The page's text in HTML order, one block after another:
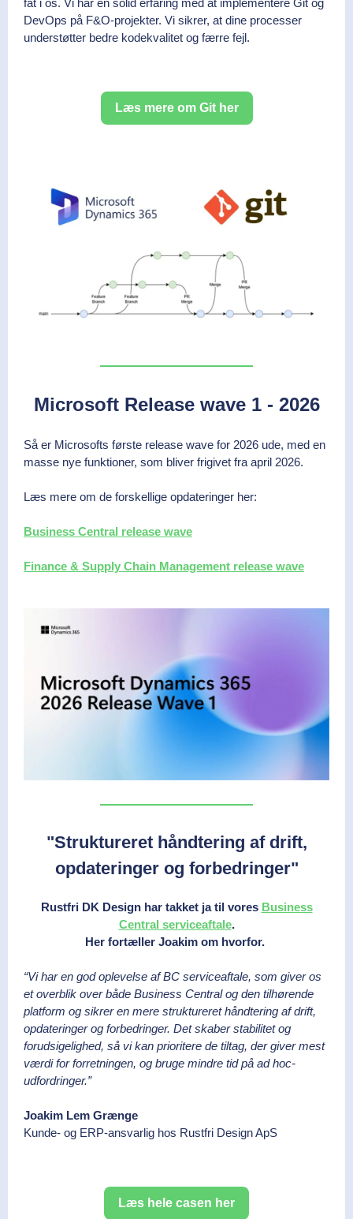
fat i os. Vi har en solid erfaring med at implementere Git og
DevOps på F&O-projekter. Vi sikrer, at dine processer
understøtter bedre kodekvalitet og færre fejl.
Læs mere om Git her
Microsoft Release wave 1 - 2026
Så er Microsofts første release wave for 2026 ude, med en
masse nye funktioner, som bliver frigivet fra april 2026.
Læs mere om de forskellige opdateringer her:
Business Central release wave
Finance & Supply Chain Management release wave
"Struktureret håndtering af drift,
opdateringer og forbedringer"
Rustfri DK Design har takket ja til vores Business
Central serviceaftale.
Her fortæller Joakim om hvorfor.
“Vi har en god oplevelse af BC serviceaftale, som giver os
et overblik over både Business Central og den tilhørende
platform og sikrer en mere struktureret håndtering af drift,
opdateringer og forbedringer. Det skaber stabilitet og
forudsigelighed, så vi kan prioritere de tiltag, der giver mest
værdi for forretningen, og bruge mindre tid på ad hoc-
udfordringer.”
Joakim Lem Grænge
Kunde- og ERP-ansvarlig hos Rustfri Design ApS
Læs hele casen her